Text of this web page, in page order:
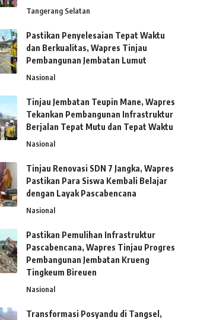
Tangerang Selatan
Pastikan Penyelesaian Tepat Waktu
dan Berkualitas, Wapres Tinjau
Pembangunan Jembatan Lumut
Nasional
Tinjau Jembatan Teupin Mane, Wapres
Tekankan Pembangunan Infrastruktur
Berjalan Tepat Mutu dan Tepat Waktu
Nasional
Tinjau Renovasi SDN 7 Jangka, Wapres
Pastikan Para Siswa Kembali Belajar
dengan Layak Pascabencana
Nasional
Pastikan Pemulihan Infrastruktur
Pascabencana, Wapres Tinjau Progres
Pembangunan Jembatan Krueng
Tingkeum Bireuen
Nasional
Transformasi Posyandu di Tangsel,